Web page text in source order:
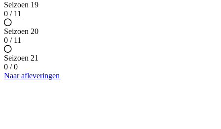
Seizoen 19
0 / 11
Seizoen 20
0 / 11
Seizoen 21
0 / 0
Naar afleveringen